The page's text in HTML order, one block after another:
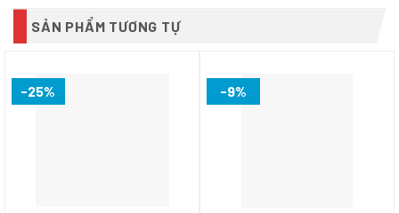
SẢN PHẨM TƯƠNG TỰ
-25% -9%